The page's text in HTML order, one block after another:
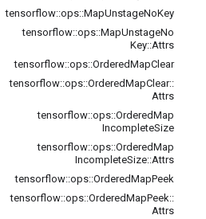
tensorflow::ops::MapUnstageNoKey
tensorflow::ops::MapUnstageNo
Key::Attrs
tensorflow::ops::OrderedMapClear
tensorflow::ops::OrderedMapClear::
Attrs
tensorflow::ops::OrderedMap
IncompleteSize
tensorflow::ops::OrderedMap
IncompleteSize::Attrs
tensorflow::ops::OrderedMapPeek
tensorflow::ops::OrderedMapPeek::
Attrs